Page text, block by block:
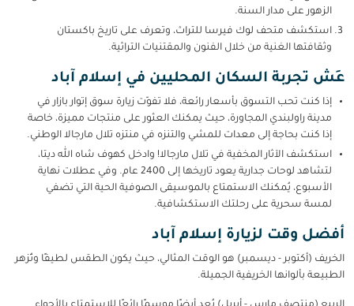
الزهور على مدار السنة.
استكشف متحف لوك فيرسا للتراث، وتعرف على تاريخ باكستان
وثقافتها الغنية من خلال الفنون والمقتنيات التراثية.
عِش تجربة السكان المحليين في إسلام آباد
إذا كنت تحب التسوق بأسعار رائعة، فلا تفوّت زيارة سوق إتوار بازار في
مدينة راولبندي المجاورة، حيث يمكنك العثور على منتجات مميزة، خاصة
إذا كنت بحاجة إلى معدات للمشي والتنزه في منتزه تلال مارجالا الوطني.
استكشف الآثار المخفية في تلال مارجالا! وادخل كهوف شاه الله ديتا،
لتشاهد لوحات جدارية يعود تاريخها إلى 2400 عام. وفي عطلات نهاية
الأسبوع، يُمكنك الاستمتاع بالموسيقى الصوفية الحية التي تضفي
لمسة سحرية على رحلتك الاستكشافية.
أفضل وقت لزيارة إسلام آباد
الخريف (أكتوبر - ديسمبر) هو الوقت المثالي، حيث يكون الطقس لطيفًا وتُزهر
الطبيعة بألوانها الخريفية الجميلة.